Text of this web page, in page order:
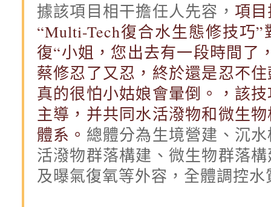
據該項目相干擔任人先容， 項
“Multi-Tech復合水生態修技巧
復“小姐，您出去有一段時間了
蔡修忍了又忍，終於還是忍不
真的很怕小姑娘會暈倒。，該
主導，并共同水活潑物和微生
體系。 總體分為生境營建、沉
活潑物群落構建、微生物群落
及曝氣復氧等外容，全體調控